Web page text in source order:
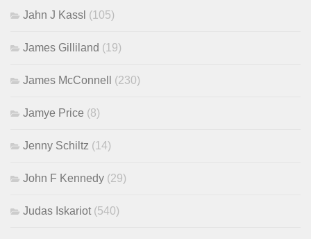
Jahn J Kassl (105)
James Gilliland (19)
James McConnell (230)
Jamye Price (8)
Jenny Schiltz (14)
John F Kennedy (29)
Judas Iskariot (540)